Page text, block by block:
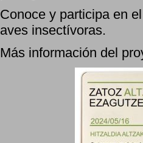
Conoce y participa en
aves insectívoras.
Más información del